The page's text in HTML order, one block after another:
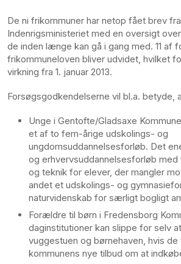
De ni frikommuner har netop fået brev
Indenrigsministeriet med en oversigt
de inden længe kan gå i gang med. 11 af
frikommuneloven bliver udvidet, hvilket
virkning fra 1. januar 2013.
Forsøgsgodkendelserne vil bl.a. betyde,
Unge i Gentofte/Gladsaxe
et af to fem-årige udskolings- og
ungdomsuddannelsesforløb. Det
og erhvervsuddannelsesforløb med
og teknik for elever, der mangler
andet et udskolings- og
naturvidenskab for særligt bogligt
Forældre til børn i Fredensborg
daginstitutioner kan slippe for selv
vuggestuen og børnehaven, hvis de
kommunens nye tilbud om at